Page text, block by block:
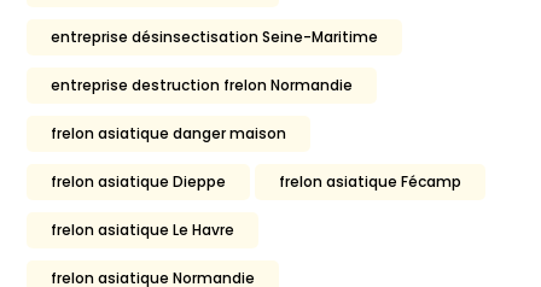
entreprise désinsectisation Seine-Maritime
entreprise destruction frelon Normandie
frelon asiatique danger maison
frelon asiatique Dieppe frelon asiatique Fécamp
frelon asiatique Le Havre
frelon asiatique Normandie